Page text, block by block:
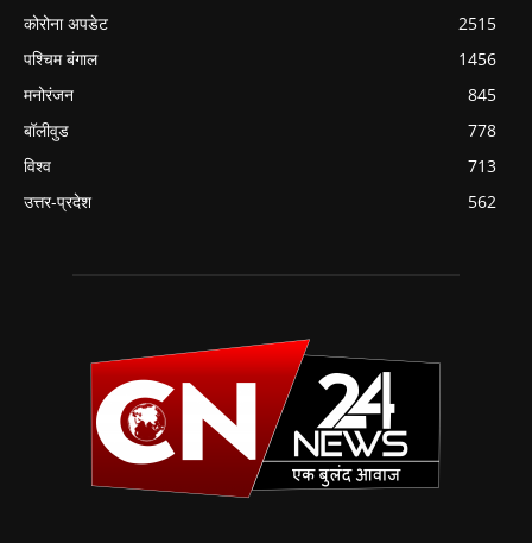
कोरोना अपडेट
2515
पश्चिम बंगाल
1456
मनोरंजन
845
बॉलीवुड
778
विश्व
713
उत्तर-प्रदेश
562